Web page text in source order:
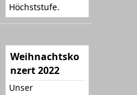
Höchststufe.
Weihnachtsko
nzert 2022
Unser